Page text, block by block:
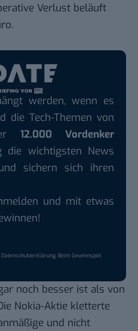
Verlust beläuft
werden, wenn es
die Tech-Themen von
12.000 Vordenker
die wichtigsten News
sichern sich ihren
und mit etwas
Datenschutzerklärung. Beim Gewinnspiel
noch besser ist als von
Nokia-Aktie kletterte
und nicht